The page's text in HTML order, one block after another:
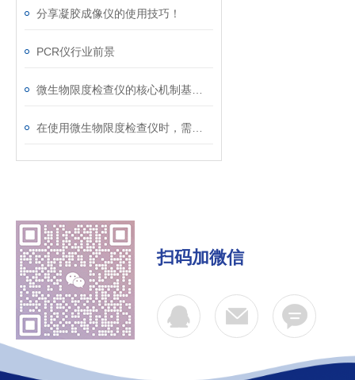
分享凝胶成像仪的使用技巧！
PCR仪行业前景
扫码加微信